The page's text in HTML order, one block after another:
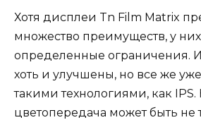
Хотя дисплеи Tn Film Matrix
множество преимуществ, у них
определенные ограничения.
хоть и улучшены, но все же
такими технологиями, как IPS.
цветопередача может быть не